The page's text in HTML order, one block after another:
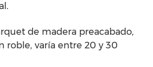
de madera preacabado,
roble, varía entre 20 y 30